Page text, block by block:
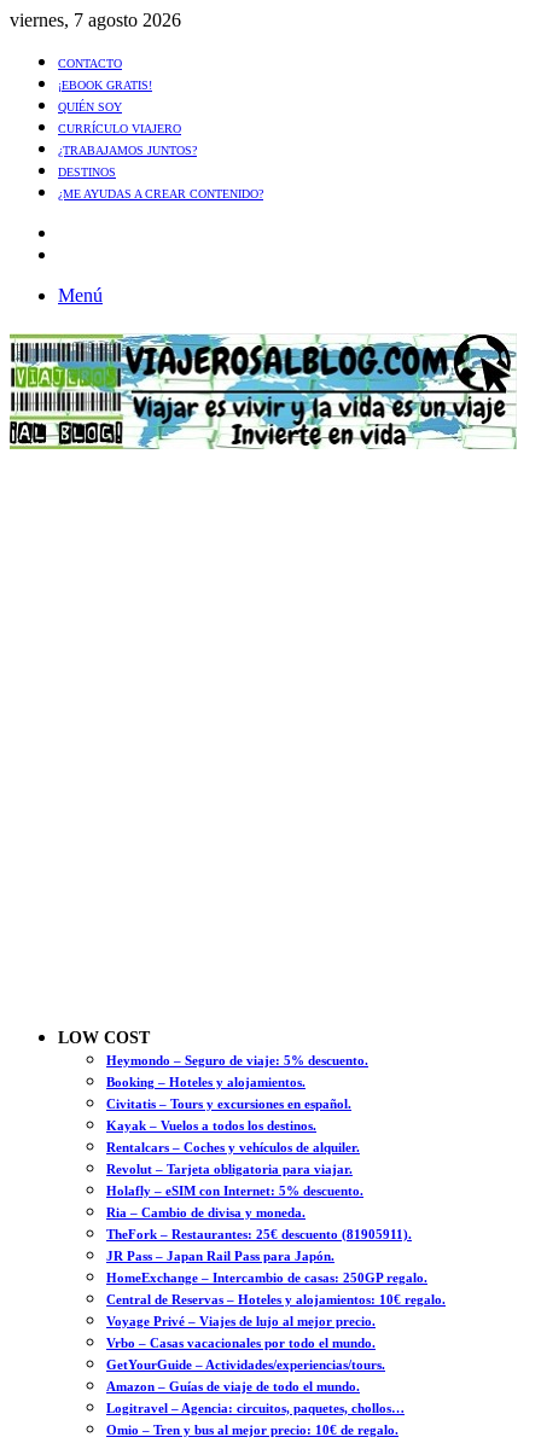
viernes, 7 agosto 2026
CONTACTO
¡EBOOK GRATIS!
QUIÉN SOY
CURRÍCULO VIAJERO
¿TRABAJAMOS JUNTOS?
DESTINOS
¿ME AYUDAS A CREAR CONTENIDO?
Menú
LOW COST
Heymondo – Seguro de viaje: 5% descuento.
Booking – Hoteles y alojamientos.
Civitatis – Tours y excursiones en español.
Kayak – Vuelos a todos los destinos.
Rentalcars – Coches y vehículos de alquiler.
Revolut – Tarjeta obligatoria para viajar.
Holafly – eSIM con Internet: 5% descuento.
Ria – Cambio de divisa y moneda.
TheFork – Restaurantes: 25€ descuento (81905911).
JR Pass – Japan Rail Pass para Japón.
HomeExchange – Intercambio de casas: 250GP regalo.
Central de Reservas – Hoteles y alojamientos: 10€ regalo.
Voyage Privé – Viajes de lujo al mejor precio.
Vrbo – Casas vacacionales por todo el mundo.
GetYourGuide – Actividades/experiencias/tours.
Amazon – Guías de viaje de todo el mundo.
Logitravel – Agencia: circuitos, paquetes, chollos…
Omio – Tren y bus al mejor precio: 10€ de regalo.